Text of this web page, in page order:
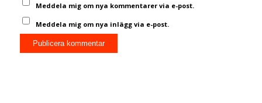
Meddela mig om nya kommentarer via e-post.
Meddela mig om nya inlägg via e-post.